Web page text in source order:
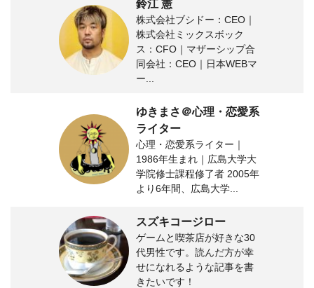
鈴江 憲
株式会社ブシドー：CEO｜
株式会社ミックスボック
ス：CFO｜マザーシップ合
同会社：CEO｜日本WEBマ
ー...
ゆきまさ＠心理・恋愛系
ライター
心理・恋愛系ライター｜
1986年生まれ｜広島大学大
学院修士課程修了者 2005年
より6年間、広島大学...
スズキコージロー
ゲームと喫茶店が好きな30
代男性です。読んだ方が幸
せになれるような記事を書
きたいです！